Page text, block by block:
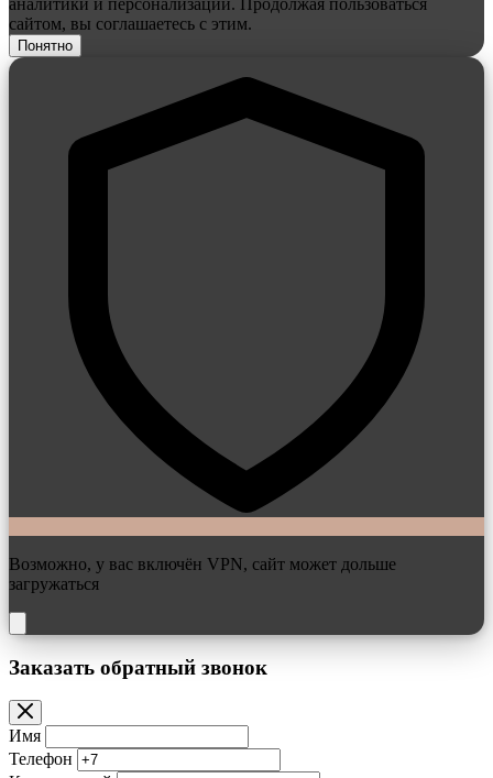
аналитики и персонализации. Продолжая пользоваться
сайтом, вы соглашаетесь с этим.
Понятно
Возможно, у вас включён VPN, сайт может дольше
загружаться
Заказать обратный звонок
Имя
Телефон